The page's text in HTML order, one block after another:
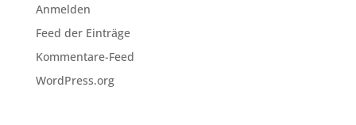
Anmelden
Feed der Einträge
Kommentare-Feed
WordPress.org